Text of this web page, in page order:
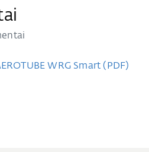
WRG Smart (PDF)